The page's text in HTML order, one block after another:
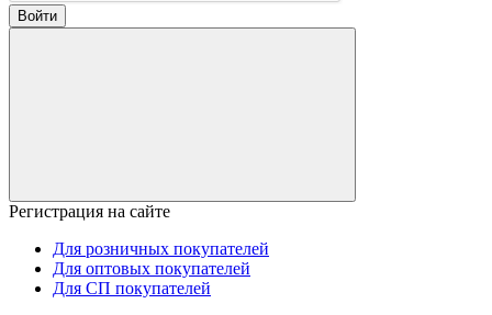
Войти
Регистрация на сайте
Для розничных покупателей
Для оптовых покупателей
Для СП покупателей